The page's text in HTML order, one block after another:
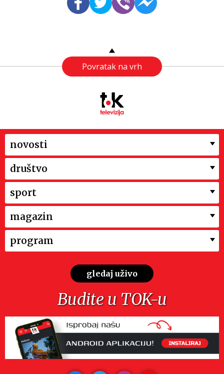
Povratak na vrh
novosti
društvo
sport
magazin
program
gledaj uživo
Budite u TOK-u